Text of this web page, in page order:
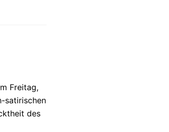
Freitag,
satirischen
des